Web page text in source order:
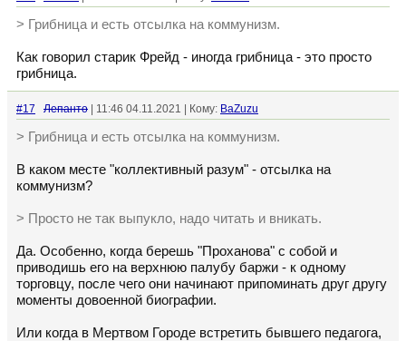
> Грибница и есть отсылка на коммунизм.
Как говорил старик Фрейд - иногда грибница - это просто
грибница.
#17 Лепанто | 11:46 04.11.2021 | Кому: BaZuzu
> Грибница и есть отсылка на коммунизм.
В каком месте "коллективный разум" - отсылка на
коммунизм?
> Просто не так выпукло, надо читать и вникать.
Да. Особенно, когда берешь "Проханова" с собой и
приводишь его на верхнюю палубу баржи - к одному
торговцу, после чего они начинают припоминать друг другу
моменты довоенной биографии.
Или когда в Мертвом Городе встретить бывшего педагога,